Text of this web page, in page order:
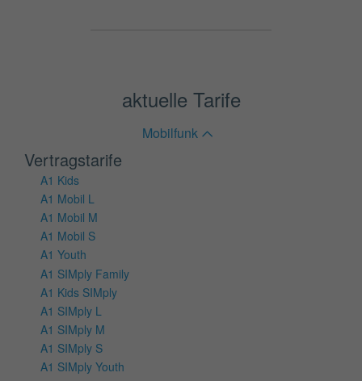
aktuelle Tarife
Mobilfunk
Vertragstarife
A1 Kids
A1 Mobil L
A1 Mobil M
A1 Mobil S
A1 Youth
A1 SIMply Family
A1 Kids SIMply
A1 SIMply L
A1 SIMply M
A1 SIMply S
A1 SIMply Youth